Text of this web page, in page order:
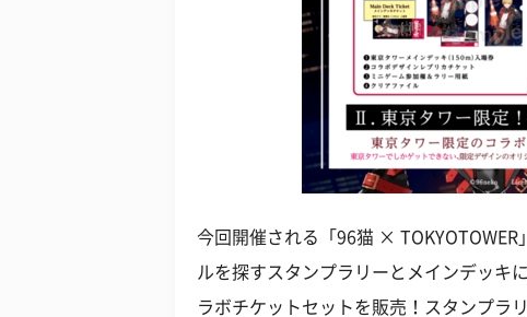
今回開催される「96猫 ×
ルを探すスタンプラリーとメインデッキ
ラボチケットセットを販売！スタンプラ